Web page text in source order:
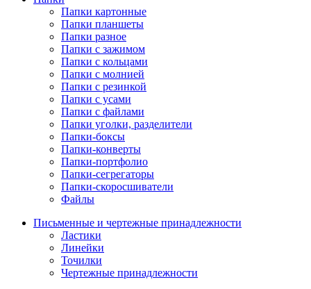
Папки картонные
Папки планшеты
Папки разное
Папки с зажимом
Папки с кольцами
Папки с молнией
Папки с резинкой
Папки с усами
Папки с файлами
Папки уголки, разделители
Папки-боксы
Папки-конверты
Папки-портфолио
Папки-сегрегаторы
Папки-скоросшиватели
Файлы
Письменные и чертежные принадлежности
Ластики
Линейки
Точилки
Чертежные принадлежности